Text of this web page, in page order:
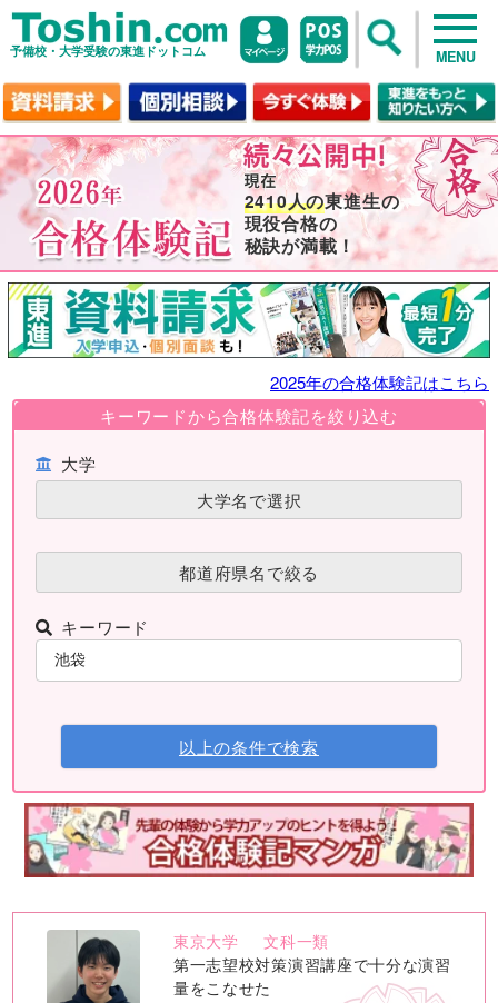
予備校・大学受験の東進ドットコム MENU
2410人の東進生の
現役合格の
秘訣が満載！
2025年の合格体験記はこちら
キーワードから合格体験記を絞り込む
大学
大学名で選択
都道府県名で絞る
キーワード
以上の条件で検索
no
image
東京大学
文科一類
第一志望校対策演習講座で十分な演習
量をこなせた